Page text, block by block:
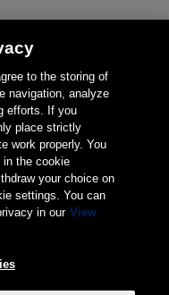
to the storing of
navigation, analyze
efforts. If you
place strictly
work properly. You
in the cookie
your choice on
settings. You can
in our View